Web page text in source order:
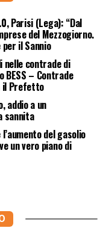
Parisi (Lega): “Dal
del Mezzogiorno.
il Sannio
nelle contrade di
BESS – Contrade
il Prefetto
addio a un
sannita
del gasolio
un vero piano di